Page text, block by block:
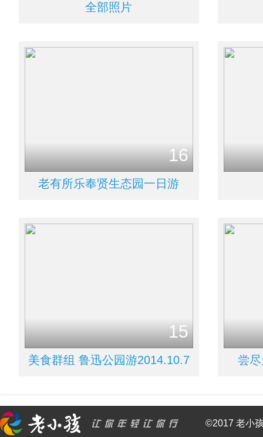
全部照片
16
老有所乐奉贤生态园一日游
15
美食群组 鲁迅公园游2014.10.7 尝
©2017 老小